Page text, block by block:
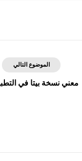
الموضوع التالي
معني نسخة بيتا في